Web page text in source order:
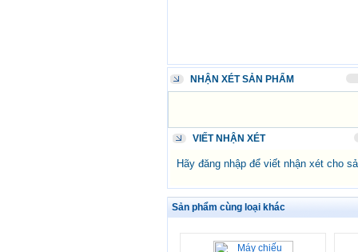
NHẬN XÉT SẢN PHẨM
VIẾT NHẬN XÉT
Hãy đăng nhập để viết nhận xét cho
Sản phẩm cùng loại khác